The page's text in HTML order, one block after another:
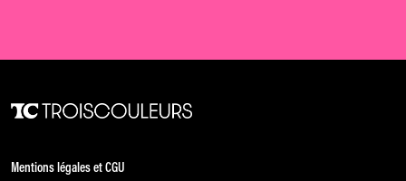
Mentions légales et CGU